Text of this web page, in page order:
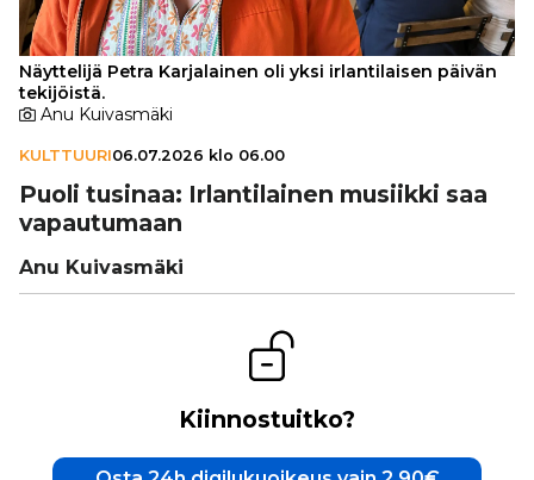
Näyttelijä Petra Karjalainen oli yksi irlantilaisen päivän
tekijöistä.
Anu Kuivasmäki
KULTTUURI06.07.2026 klo 06.00
Puoli tusinaa: Irlan­ti­lai­nen musiikki saa
vapau­tu­maan
Anu Kuivasmäki
Kiinnostuitko?